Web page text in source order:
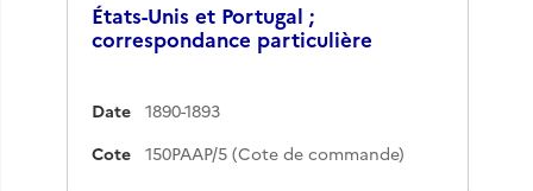
États-Unis et Portugal ;
correspondance particulière
Date
1890-1893
Cote
150PAAP/5 (Cote de commande)